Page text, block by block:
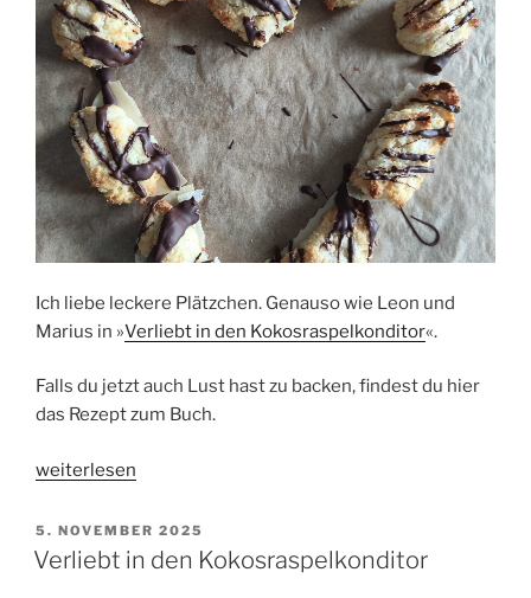
Ich liebe leckere Plätzchen. Genauso wie Leon und
Marius in »Verliebt in den Kokosraspelkonditor«.
Falls du jetzt auch Lust hast zu backen, findest du hier
das Rezept zum Buch.
„Kokosmakronen
zu
»Verliebt
weiterlesen
VERÖFFENTLICHT
AM
5. NOVEMBER 2025
Verliebt in den Kokosraspelkonditor